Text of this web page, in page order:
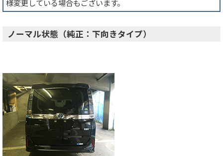
様変更している場合もございます。
ノーマル状態（純正：下向きタイプ）